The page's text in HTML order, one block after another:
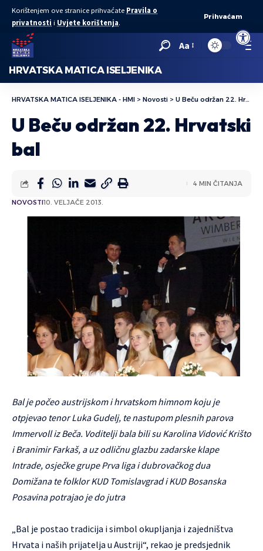
Open
Korištenjem ove stranice prihvaćate Pravila o
privatnosti i Uvjete korištenja.
Prihvaćam
Aa
HRVATSKA MATICA ISELJENIKA
HRVATSKA MATICA ISELJENIKA - HMI > Novosti > U Beču održan 22. Hrvatski bal
U Beču održan 22. Hrvatski
bal
NOVOSTI10. VELJAČE 2013.
4 MIN ČITANJA
Bal je počeo austrijskom i hrvatskom himnom koju je
otpjevao tenor Luka Gudelj, te nastupom plesnih parova
Immervoll iz Beča. Voditelji bala bili su Karolina Vidović Krišto
i Branimir Farkaš, a uz odličnu glazbu zadarske klape
Intrade, osječke grupe Prva liga i dubrovačkog dua
Domižana te folklor KUD Tomislavgrad i KUD Bosanska
Posavina potrajao je do jutra
„Bal je postao tradicija i simbol okupljanja i zajedništva
Hrvata i naših prijatelja u Austriji“, rekao je predsjednik